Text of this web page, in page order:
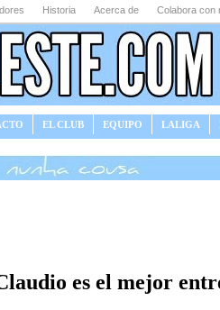
Historia Acerca de Colabora con
EL CLUB EQUIPO LALIGA
es el mejor